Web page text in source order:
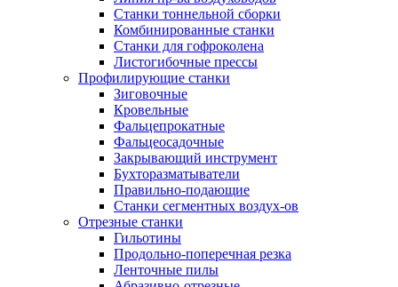
Станки тоннельной сборки
Комбинированные станки
Станки для гофроколена
Листогибочные прессы
Профилирующие станки
Зиговочные
Кровельные
Фальцепрокатные
Фальцеосадочные
Закрывающий инструмент
Бухторазматыватели
Правильно-подающие
Станки сегментных воздух-ов
Отрезные станки
Гильотины
Продольно-поперечная резка
Ленточные пилы